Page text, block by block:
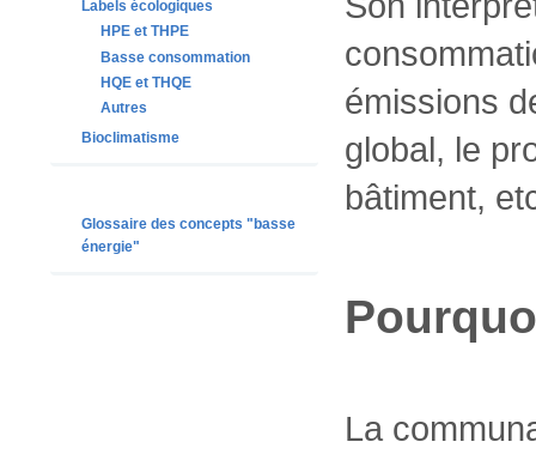
Labels écologiques
HPE et THPE
Basse consommation
HQE et THQE
Autres
Bioclimatisme
Glossaire des concepts "basse
énergie"
émissions
global, le
bâtiment,
La